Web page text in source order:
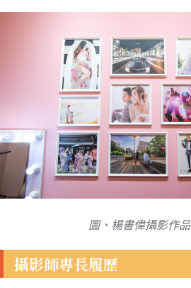
圖、楊書偉攝影作品
攝影師專長履歷